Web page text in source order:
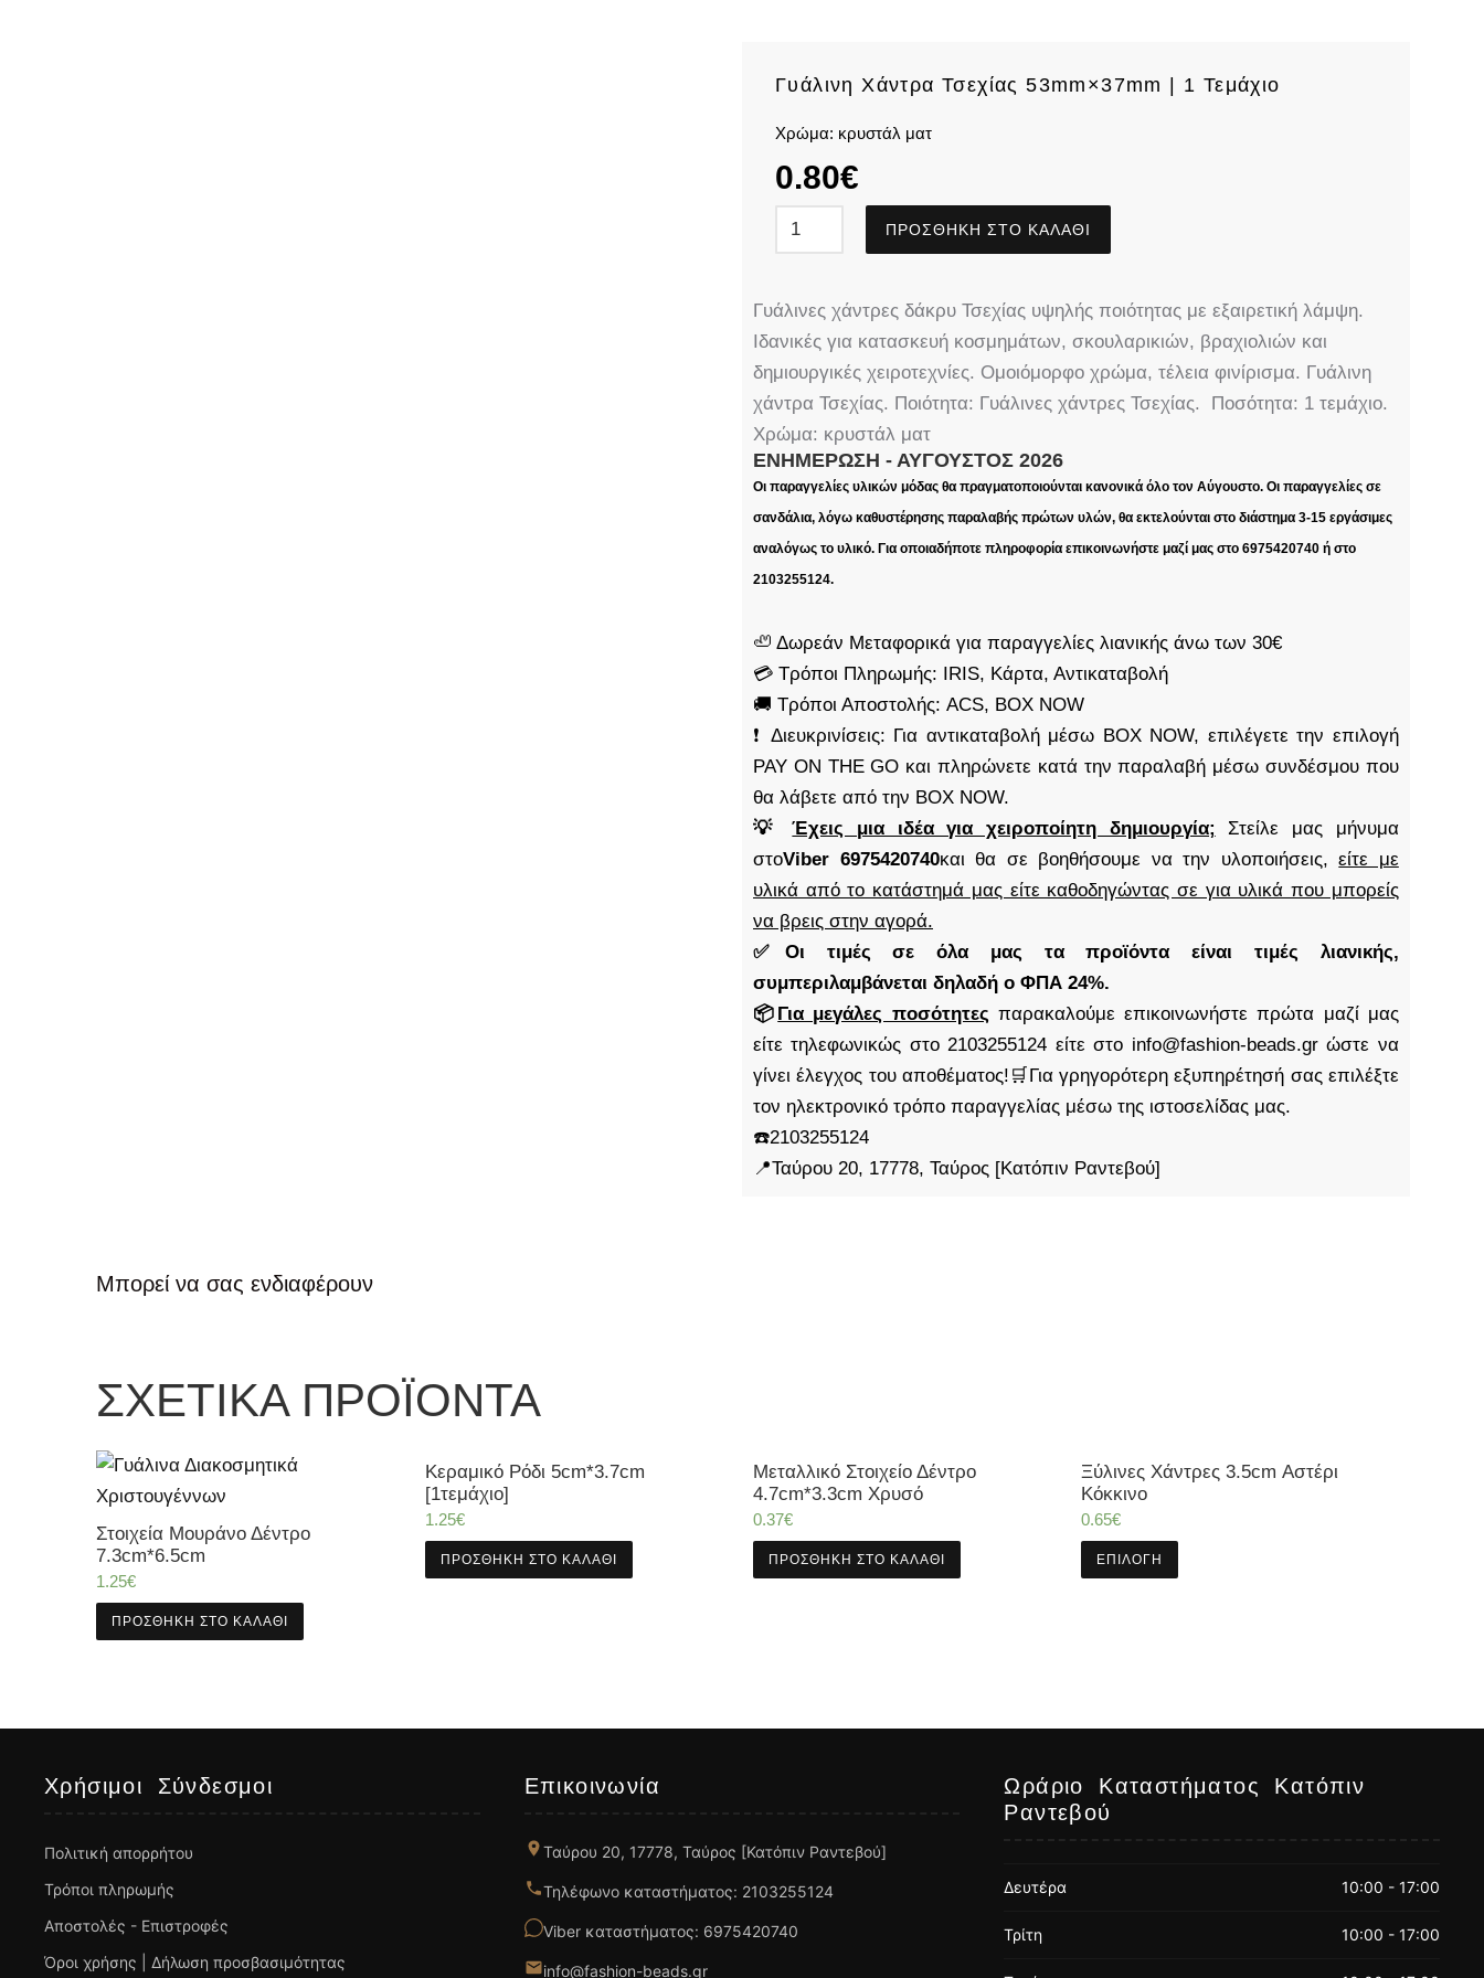
Γυάλινη Χάντρα Τσεχίας 53mm×37mm | 1 Τεμάχιο
Χρώμα: κρυστάλ ματ
0.80€
ΠΡΟΣΘΉΚΗ ΣΤΟ ΚΑΛΆΘΙ
Γυάλινες χάντρες δάκρυ Τσεχίας υψηλής ποιότητας με εξαιρετική λάμψη.
Ιδανικές για κατασκευή κοσμημάτων, σκουλαρικιών, βραχιολιών και
δημιουργικές χειροτεχνίες. Ομοιόμορφο χρώμα, τέλεια φινίρισμα. Γυάλινη
χάντρα Τσεχίας. Ποιότητα: Γυάλινες χάντρες Τσεχίας. Ποσότητα: 1 τεμάχιο.
Χρώμα: κρυστάλ ματ
ΕΝΗΜΈΡΩΣΗ - ΑΎΓΟΥΣΤΟΣ 2026
Οι παραγγελίες υλικών μόδας θα πραγματοποιούνται κανονικά όλο τον Αύγουστο. Οι παραγγελίες σε
σανδάλια, λόγω καθυστέρησης παραλαβής πρώτων υλών, θα εκτελούνται στο διάστημα 3-15 εργάσιμες
αναλόγως το υλικό. Για οποιαδήποτε πληροφορία επικοινωνήστε μαζί μας στο 6975420740 ή στο
2103255124.
🦥 Δωρεάν Μεταφορικά για παραγγελίες λιανικής άνω των 30€
💳 Τρόποι Πληρωμής: IRIS, Κάρτα, Αντικαταβολή
🚚 Τρόποι Αποστολής: ACS, BOX NOW
❗ Διευκρινίσεις: Για αντικαταβολή μέσω BOX NOW, επιλέγετε την επιλογή
PAY ON THE GO και πληρώνετε κατά την παραλαβή μέσω συνδέσμου που
θα λάβετε από την BOX NOW.
💡Έχεις μια ιδέα για χειροποίητη δημιουργία;
Στείλε μας μήνυμα
στοViber 6975420740και θα σε βοηθήσουμε να την υλοποιήσεις,είτε με
υλικά από το κατάστημά μας είτε καθοδηγώντας σε για υλικά που μπορείς
να βρεις στην αγορά.
✅Οι τιμές σε όλα μας τα προϊόντα είναι τιμές λιανικής,
συμπεριλαμβάνεται δηλαδή ο ΦΠΑ 24%.
📦 Για μεγάλες ποσότητες παρακαλούμε επικοινωνήστε πρώτα μαζί μας
είτε τηλεφωνικώς στο 2103255124 είτε στο info@fashion-beads.gr ώστε να
γίνει έλεγχος του αποθέματος!🛒Για γρηγορότερη εξυπηρέτησή σας επιλέξτε
τον ηλεκτρονικό τρόπο παραγγελίας μέσω της ιστοσελίδας μας.
☎️2103255124
📍Ταύρου 20, 17778, Ταύρος [Κατόπιν Ραντεβού]
Μπορεί να σας ενδιαφέρουν
ΣΧΕΤΙΚΆ ΠΡΟΪΌΝΤΑ
Στοιχεία Μουράνο Δέντρο
7.3cm*6.5cm
1.25€
ΠΡΟΣΘΉΚΗ ΣΤΟ ΚΑΛΆΘΙ
Κεραμικό Ρόδι 5cm*3.7cm
[1τεμάχιο]
1.25€
ΠΡΟΣΘΉΚΗ ΣΤΟ ΚΑΛΆΘΙ
Μεταλλικό Στοιχείο Δέντρο
4.7cm*3.3cm Χρυσό
0.37€
ΠΡΟΣΘΉΚΗ ΣΤΟ ΚΑΛΆΘΙ
Ξύλινες Χάντρες 3.5cm Αστέρι
Κόκκινο
0.65€
ΕΠΙΛΟΓΉ
Χρήσιμοι Σύνδεσμοι
Πολιτική απορρήτου
Τρόποι πληρωμής
Αποστολές - Επιστροφές
Όροι χρήσης | Δήλωση προσβασιμότητας
Επικοινωνία
Ταύρου 20, 17778, Ταύρος [Κατόπιν Ραντεβού]
Τηλέφωνο καταστήματος: 2103255124
Viber καταστήματος: 6975420740
info@fashion-beads.gr
Ωράριο Καταστήματος Κατόπιν
Ραντεβού
Δευτέρα 10:00 - 17:00
Τρίτη 10:00 - 17:00